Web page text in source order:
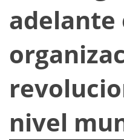
adelante
nivel